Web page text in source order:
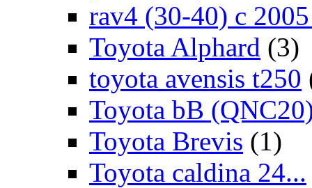
rav4 (30-40) c
Toyota Alphard (3)
toyota avensis t250
Toyota bB
Toyota Brevis (1)
Toyota caldina 24...